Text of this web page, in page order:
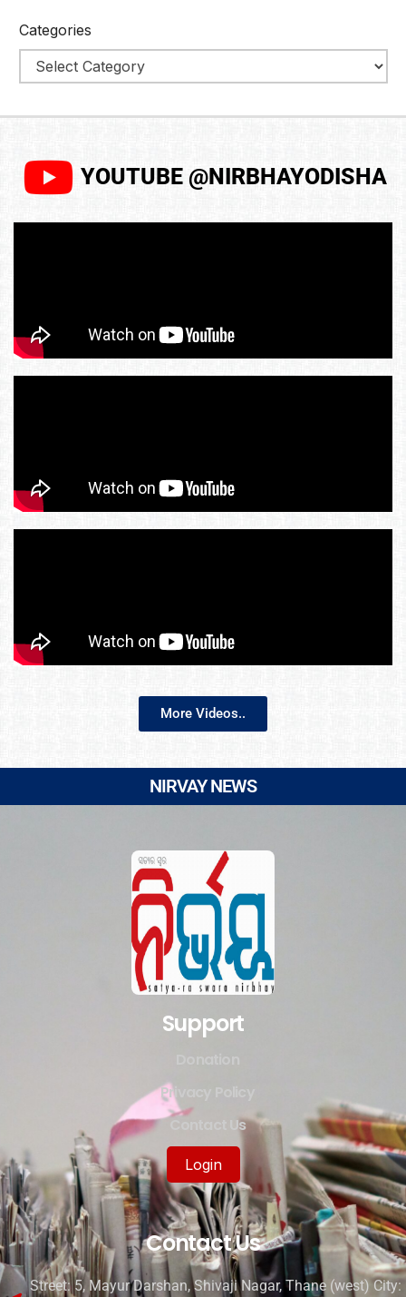
Categories
YOUTUBE @NIRBHAYODISHA
More Videos..
NIRVAY NEWS
Support
Privacy Policy
Contact Us
Login
Contact Us
Street: 5, Mayur Darshan, Shivaji Nagar, Thane (west) City: